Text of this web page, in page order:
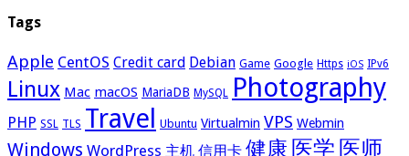
Tags
Apple CentOS Credit card Debian Game Google Https iOS IPv6
Linux Mac macOS MariaDB MySQL Photography
PHP SSL TLS Travel Ubuntu Virtualmin VPS Webmin
Windows WordPress 主机 信用卡 健康 医学 医师